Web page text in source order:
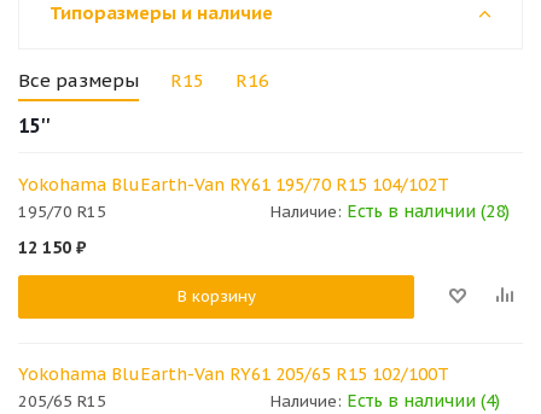
Типоразмеры и наличие
Все размеры R15 R16
15''
Yokohama BluEarth-Van RY61 195/70 R15 104/102T
195/70 R15 Наличие: Есть в наличии (28)
12 150 ₽
В корзину
Yokohama BluEarth-Van RY61 205/65 R15 102/100T
205/65 R15 Наличие: Есть в наличии (4)